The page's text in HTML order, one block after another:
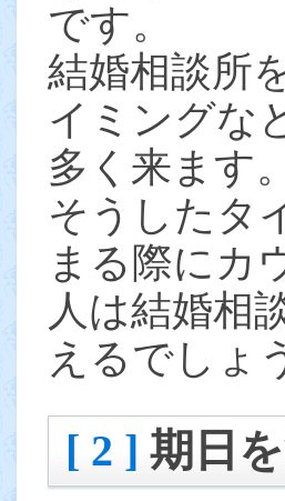
です。
結婚相談所
イミングな
多く来ます。
そうしたタ
まる際にカ
人は結婚相
えるでしょ
[ 2 ] 期日